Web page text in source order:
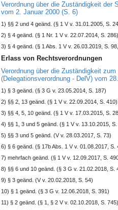
Verordnung über die Zuständigkeit der
vom 2. Januar 2000 (S. 6)
1) §§ 2 und 4 geänd. (§ 1 V v. 31.01.2005, S.
2) § 4 geänd. (§ 1 Nr. 1 V v. 22.07.2014, S. 286)
3) § 4 geänd. (§ 1 Abs. 1 V v. 26.03.2019, S.
Erlass von Rechtsverordnungen
Verordnung über die Zuständigkeit
(Delegationsverordnung - DelV) vom
1) § 3 geänd. (§ 3 G v. 23.05.2014, S. 187)
2) §§ 2, 13 geänd. (§ 1 V v. 22.09.2014, S. 410)
3) §§ 4, 5, 10 geänd. (§ 1 V v. 17.03.2015, S.
4) §§ 1, 3 und 5 geänd. (§ 1 V v. 13.10.2015,
5) §§ 3 und 5 geänd. (V v. 28.03.2017, S. 73)
6) § 6 geänd. (§ 17b Abs. 1 V v. 01.08.2017, S.
7) mehrfach geänd. (§ 1 V v. 12.09.2017, S.
8) §§ 6 und 10 geänd. (§ 3 G v. 21.02.2018, S.
9) § 3 geänd. (V v. 20.02.2018, S. 54)
10) § 1 geänd. (§ 3 G v. 12.06.2018, S. 391)
11) § 2 geänd. (§ 1, § 2 V v. 02.10.2018, S. 745)